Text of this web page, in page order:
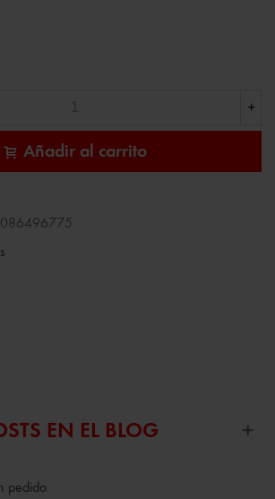
+
Añadir al carrito
EN EL BLOG
pedido